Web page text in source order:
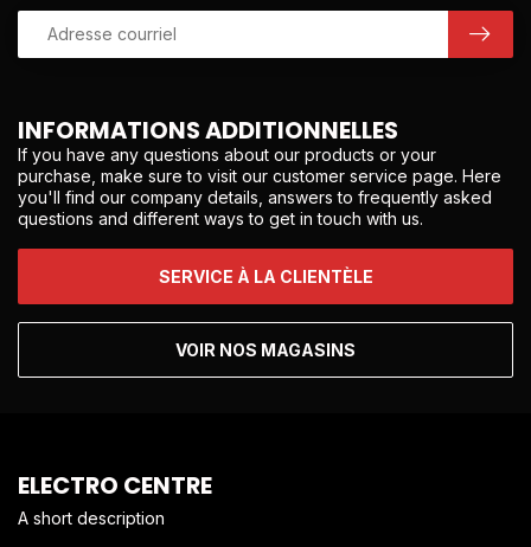
INFORMATIONS ADDITIONNELLES
If you have any questions about our products or your
purchase, make sure to visit our customer service page. Here
you'll find our company details, answers to frequently asked
questions and different ways to get in touch with us.
SERVICE À LA CLIENTÈLE
VOIR NOS MAGASINS
ELECTRO CENTRE
A short description